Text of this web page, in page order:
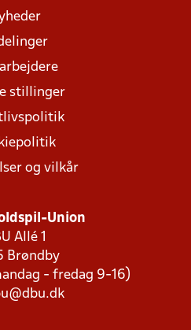
stillinger
og vilkår
Union
Allé 1
Brøndby
- fredag 9-16)